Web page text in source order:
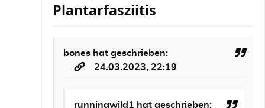
Plantarfasziitis
bones hat geschrieben:
24.03.2023, 22:19
runningwild1 hat geschrieben: